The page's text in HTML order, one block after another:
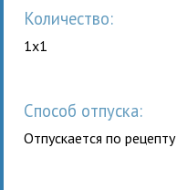
Количество:
1x1
Способ отпуска:
Отпускается по рецепту